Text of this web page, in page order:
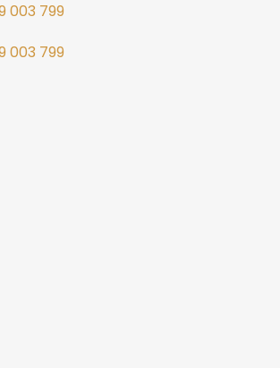
003 799
003 799